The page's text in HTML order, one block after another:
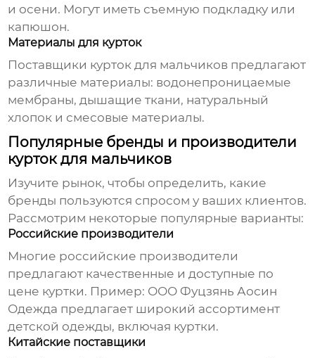
и осени. Могут иметь съемную подкладку или
капюшон.
Материалы для курток
Поставщики курток для мальчиков предлагают
различные материалы: водонепроницаемые
мембраны, дышащие ткани, натуральный
хлопок и смесовые материалы.
Популярные бренды и производители
курток для мальчиков
Изучите рынок, чтобы определить, какие
бренды пользуются спросом у ваших клиентов.
Рассмотрим некоторые популярные варианты:
Российские производители
Многие российские производители
предлагают качественные и доступные по
цене куртки. Пример: ООО Фуцзянь Аосин
Одежда предлагает широкий ассортимент
детской одежды, включая куртки.
Китайские поставщики